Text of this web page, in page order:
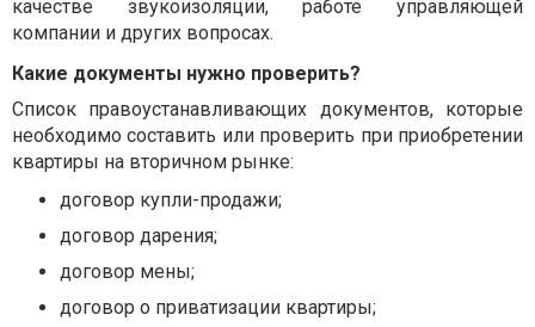
качестве звукоизоляции, работе управляющей
компании и других вопросах.
Какие документы нужно проверить?
Список правоустанавливающих документов, которые
необходимо составить или проверить при приобретении
квартиры на вторичном рынке:
договор купли-продажи;
договор дарения;
договор мены;
договор о приватизации квартиры;